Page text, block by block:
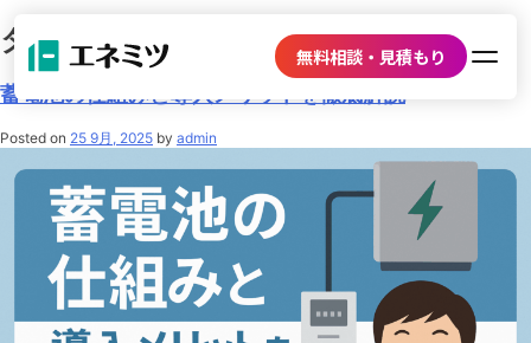
無料相談・見積もり
タグ:蓄電池仕組み
蓄電池の仕組みと導入メリットを徹底解説
Posted on 25 9月, 2025 by admin